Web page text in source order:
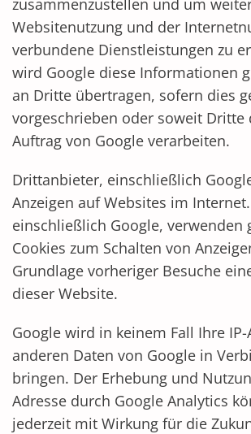
zusammenzustellen und um
Websitenutzung und der
verbundene Dienstleistungen zu
wird Google diese Informationen
an Dritte übertragen, sofern dies
vorgeschrieben oder soweit Dritte
Auftrag von Google verarbeiten.
Drittanbieter, einschließlich
Anzeigen auf Websites im
einschließlich Google, verwenden
Cookies zum Schalten von
Grundlage vorheriger Besuche
dieser Website.
Google wird in keinem Fall Ihre
anderen Daten von Google in
bringen. Der Erhebung und
Adresse durch Google Analytics
jederzeit mit Wirkung für die